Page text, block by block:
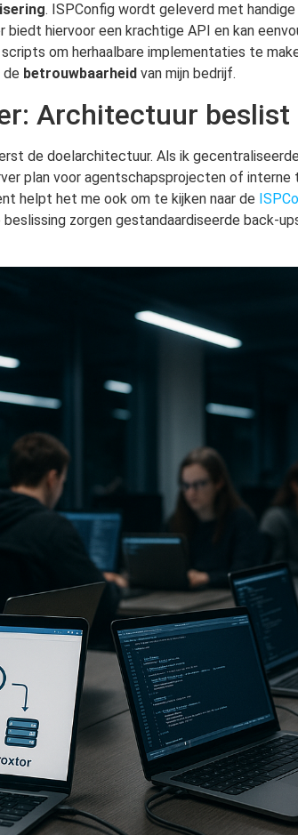
. ISPConfig wordt geleverd met
hiervoor een krachtige API en kan
om herhaalbare implementaties te
de betrouwbaarheid van mijn bedrijf.
Architectuur beslist
de doelarchitectuur. Als ik
plan voor agentschapsprojecten of
helpt het me ook om te kijken naar de
zorgen gestandaardiseerde back-